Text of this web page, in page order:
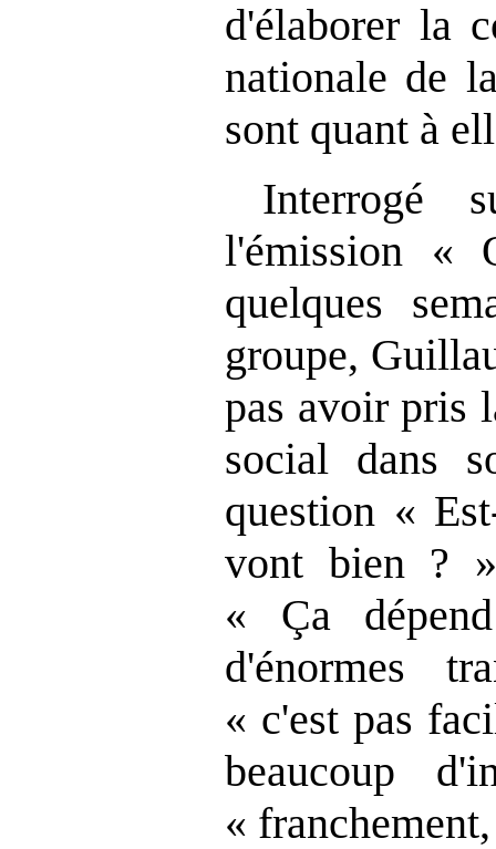
d'élaborer la
nationale de
sont quant à
Interrogé
l'émission «
quelques
groupe,
pas avoir pris
social dans
question «
vont bien ?
« Ça
d'énormes
« c'est pas
beaucoup
«